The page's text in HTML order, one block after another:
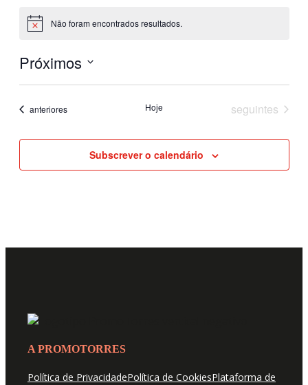
Aviso Não foram encontrados resultados.
Próximos
data.
Eventos
anteriores Hoje Eventos
seguintes
Subscrever o calendário
A PROMOTORRES
Política de PrivacidadePolítica de CookiesPlataforma de